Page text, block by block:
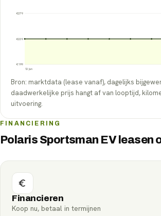
€279
€239
€199
12 jun
Bron: marktdata (lease vanaf), dagelijks
daadwerkelijke prijs hangt af van looptijd,
uitvoering.
FINANCIERING
Polaris Sportsman EV leasen
Financieren
Koop nu, betaal in termijnen